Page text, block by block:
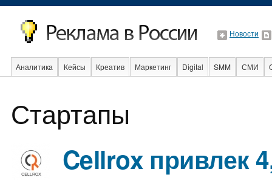
Новости
Аналитика Кейсы Креатив Маркетинг Digital SMM СМИ
Стартапы
Cellrox привлек